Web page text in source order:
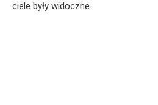
ciele były widoczne.